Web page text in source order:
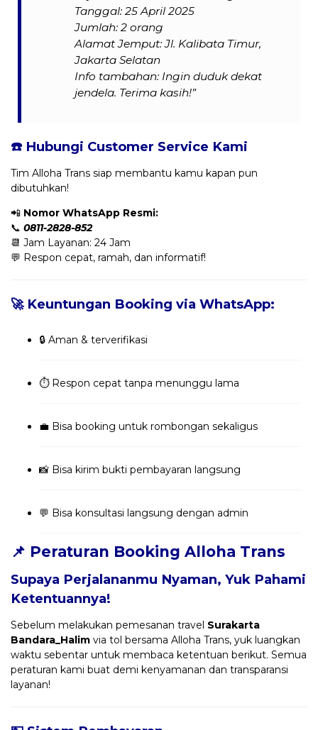
Tanggal: 25 April 2025
Jumlah: 2 orang
Alamat Jemput: Jl. Kalibata Timur,
Jakarta Selatan
Info tambahan: Ingin duduk dekat
jendela. Terima kasih!”
☎️ Hubungi Customer Service Kami
Tim Alloha Trans siap membantu kamu kapan pun
dibutuhkan!
📲 Nomor WhatsApp Resmi:
📞 0811-2828-852
📆 Jam Layanan: 24 Jam
💬 Respon cepat, ramah, dan informatif!
🚀 Keuntungan Booking via WhatsApp:
🔒 Aman & terverifikasi
⏱️ Respon cepat tanpa menunggu lama
💼 Bisa booking untuk rombongan sekaligus
📸 Bisa kirim bukti pembayaran langsung
💬 Bisa konsultasi langsung dengan admin
📌 Peraturan Booking Alloha Trans
Supaya Perjalananmu Nyaman, Yuk Pahami
Ketentuannya!
Sebelum melakukan pemesanan travel Surakarta
Bandara_Halim via tol bersama Alloha Trans, yuk luangkan
waktu sebentar untuk membaca ketentuan berikut. Semua
peraturan kami buat demi kenyamanan dan transparansi
layanan!